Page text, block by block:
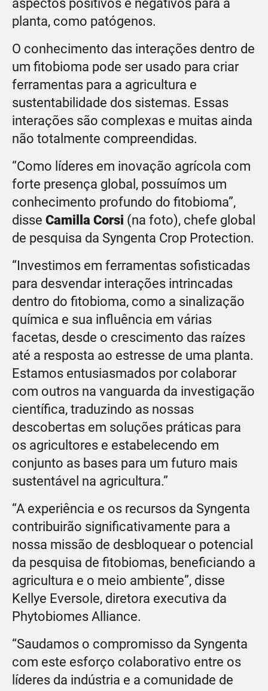
aspectos positivos e negativos para a
planta, como patógenos.
O conhecimento das interações dentro de
um fitobioma pode ser usado para criar
ferramentas para a agricultura e
sustentabilidade dos sistemas. Essas
interações são complexas e muitas ainda
não totalmente compreendidas.
“Como líderes em inovação agrícola com
forte presença global, possuímos um
conhecimento profundo do fitobioma”,
disse Camilla Corsi (na foto), chefe global
de pesquisa da Syngenta Crop Protection.
“Investimos em ferramentas sofisticadas
para desvendar interações intrincadas
dentro do fitobioma, como a sinalização
química e sua influência em várias
facetas, desde o crescimento das raízes
até a resposta ao estresse de uma planta.
Estamos entusiasmados por colaborar
com outros na vanguarda da investigação
científica, traduzindo as nossas
descobertas em soluções práticas para
os agricultores e estabelecendo em
conjunto as bases para um futuro mais
sustentável na agricultura.”
“A experiência e os recursos da Syngenta
contribuirão significativamente para a
nossa missão de desbloquear o potencial
da pesquisa de fitobiomas, beneficiando a
agricultura e o meio ambiente”, disse
Kellye Eversole, diretora executiva da
Phytobiomes Alliance.
“Saudamos o compromisso da Syngenta
com este esforço colaborativo entre os
líderes da indústria e a comunidade de